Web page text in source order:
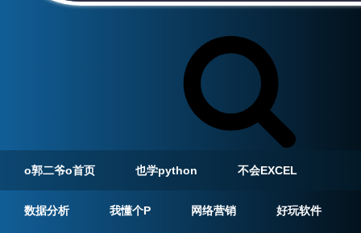
o郭二爷o首页 也学python 不会EXCEL
数据分析 我懂个P 网络营销 好玩软件